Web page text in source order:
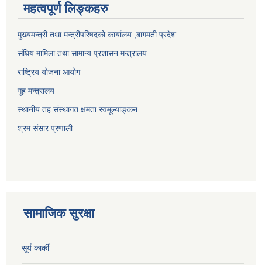
महत्वपूर्ण लिङ्कहरु
मुख्यमन्त्री तथा मन्त्रीपरिषदको कार्यालय ,बागमती प्रदेश
संघिय मामिला तथा सामान्य प्रशासन मन्त्रालय
राष्ट्रिय योजना आयोग
गूह मन्त्रालय
स्थानीय तह संस्थागत क्षमता स्वमूल्याङ्कन
श्रम संसार प्रणाली
सामाजिक सुरक्षा
सूर्य कार्की